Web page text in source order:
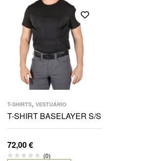
T-SHIRTS, VESTUÁRIO
T-SHIRT BASELAYER S/S
72,00€
(0)